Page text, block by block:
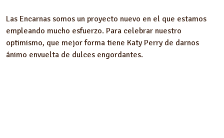
Las Encarnas somos un proyecto nuevo en el que estamos
empleando mucho esfuerzo. Para celebrar nuestro
optimismo, que mejor forma tiene Katy Perry de darnos
ánimo envuelta de dulces engordantes.